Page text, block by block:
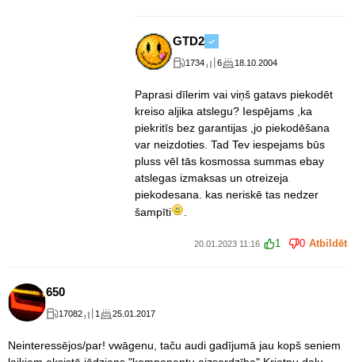
GTD2
1734 6 18.10.2004
Paprasi dīlerim vai viņš gatavs piekodēt
kreiso aljika atslegu? Iespējams ,ka
piekritīs bez garantijas ,jo piekodēšana
var neizdoties. Tad Tev iespejams būs
pluss vēl tās kosmossa summas ebay
atslegas izmaksas un otreizeja
piekodesana. kas neriskē tas nedzer
šampīti
20.01.2023 11:16 1 0 Atbildēt
650
17082 1 25.01.2017
Neinteressējos/par! vwāgenu, taču audi gadījumā jau kopš seniem